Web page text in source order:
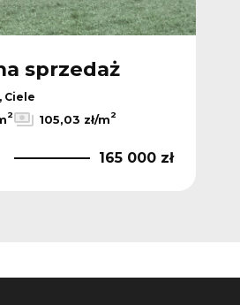
sprzedaż
Ciele
2 105,03 zł/m2
165 000 zł